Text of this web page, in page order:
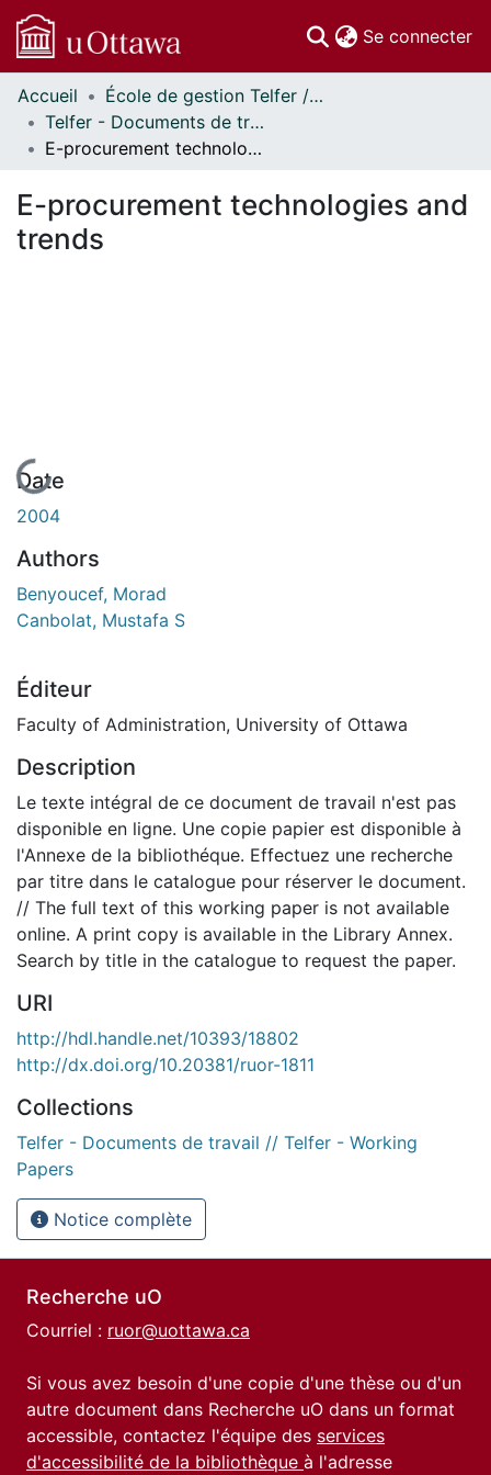
Se connecter
Communautés
et collections
Parcourir
À propos
Accueil
École de gestion Telfer // Telfer School of Management
Telfer - Documents de travail // Telfer - Working Papers
E-procurement technologies and trends
E-procurement technologies and
trends
En cours de chargement...
Date
2004
Authors
Benyoucef, Morad
Canbolat, Mustafa S
Éditeur
Faculty of Administration, University of Ottawa
Description
Le texte intégral de ce document de travail n'est pas
disponible en ligne. Une copie papier est disponible à
l'Annexe de la bibliothéque. Effectuez une recherche
par titre dans le catalogue pour réserver le document.
// The full text of this working paper is not available
online. A print copy is available in the Library Annex.
Search by title in the catalogue to request the paper.
URI
http://hdl.handle.net/10393/18802
http://dx.doi.org/10.20381/ruor-1811
Collections
Telfer - Documents de travail // Telfer - Working
Papers
Notice complète
Recherche uO
Courriel : ruor@uottawa.ca
Si vous avez besoin d'une copie d'une thèse ou d'un
autre document dans Recherche uO dans un format
accessible, contactez l'équipe des services
d'accessibilité de la bibliothèque à l'adresse